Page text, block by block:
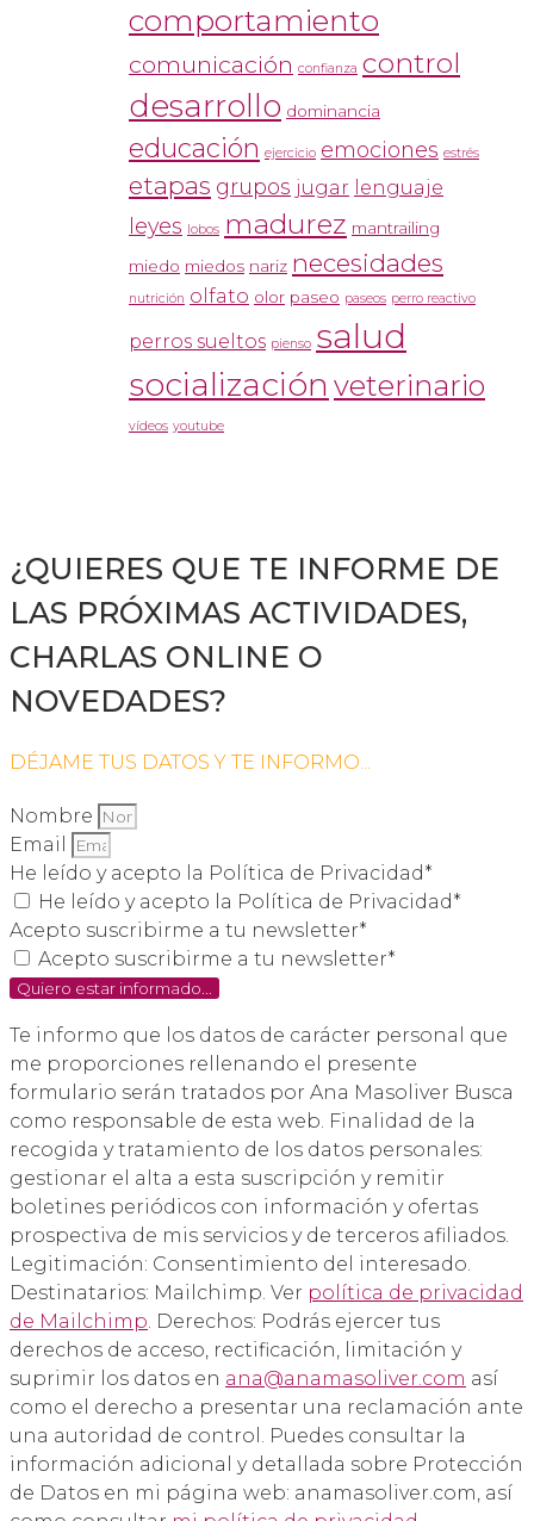
comportamiento
comunicación confianza control
desarrollo dominancia
educación ejercicio emociones estrés
etapas grupos jugar lenguaje
leyes lobos madurez mantrailing
miedo miedos nariz necesidades
nutrición olfato olor paseo paseos perro reactivo
perros sueltos pienso salud
socialización veterinario
vídeos youtube
¿QUIERES QUE TE INFORME DE
LAS PRÓXIMAS ACTIVIDADES,
CHARLAS ONLINE O
NOVEDADES?
DÉJAME TUS DATOS Y TE INFORMO...
Nombre
Email
He leído y acepto la Política de Privacidad*
He leído y acepto la Política de Privacidad*
Acepto suscribirme a tu newsletter*
Acepto suscribirme a tu newsletter*
Quiero estar informado...
Te informo que los datos de carácter personal que
me proporciones rellenando el presente
formulario serán tratados por Ana Masoliver Busca
como responsable de esta web. Finalidad de la
recogida y tratamiento de los datos personales:
gestionar el alta a esta suscripción y remitir
boletines periódicos con información y ofertas
prospectiva de mis servicios y de terceros afiliados.
Legitimación: Consentimiento del interesado.
Destinatarios: Mailchimp. Ver política de privacidad
de Mailchimp. Derechos: Podrás ejercer tus
derechos de acceso, rectificación, limitación y
suprimir los datos en ana@anamasoliver.com así
como el derecho a presentar una reclamación ante
una autoridad de control. Puedes consultar la
información adicional y detallada sobre Protección
de Datos en mi página web: anamasoliver.com, así